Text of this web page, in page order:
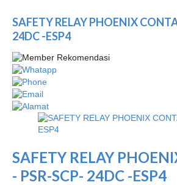
SAFETY RELAY PHOENIX
24DC -ESP4
SAFETY RELAY
- PSR-SCP- 24DC -ESP4